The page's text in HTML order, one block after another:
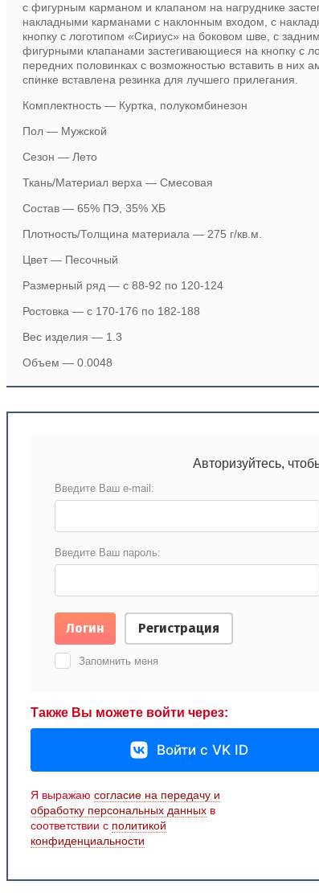
с фигурным карманом и клапаном на нагруднике
накладными карманами с наклонным входом, с
кнопку с логотипом «Сириус» на боковом шве, с
фигурными клапанами застегивающиеся на кнопку с
передних половинках с возможностью вставить в
спинке вставлена резинка для лучшего прилегания.
Комплектность — Куртка, полукомбинезон
Пол — Мужской
Сезон — Лето
Ткань/Материал верха — Смесовая
Состав — 65% ПЭ, 35% ХБ
Плотность/Толщина материала — 275 г/кв.м.
Цвет — Песочный
Размерный ряд — с 88-92 по 120-124
Ростовка — с 170-176 по 182-188
Вес изделия — 1.3
Объем — 0.0048
Авторизуйтесь,
Введите Ваш e-mail:
Введите Ваш пароль:
Логин Регистрация
Запомнить меня
Также Вы можете войти через:
Войти с VK ID
Я выражаю согласие на передачу и
обработку персональных данных в
соответствии с политикой
конфиденциальности